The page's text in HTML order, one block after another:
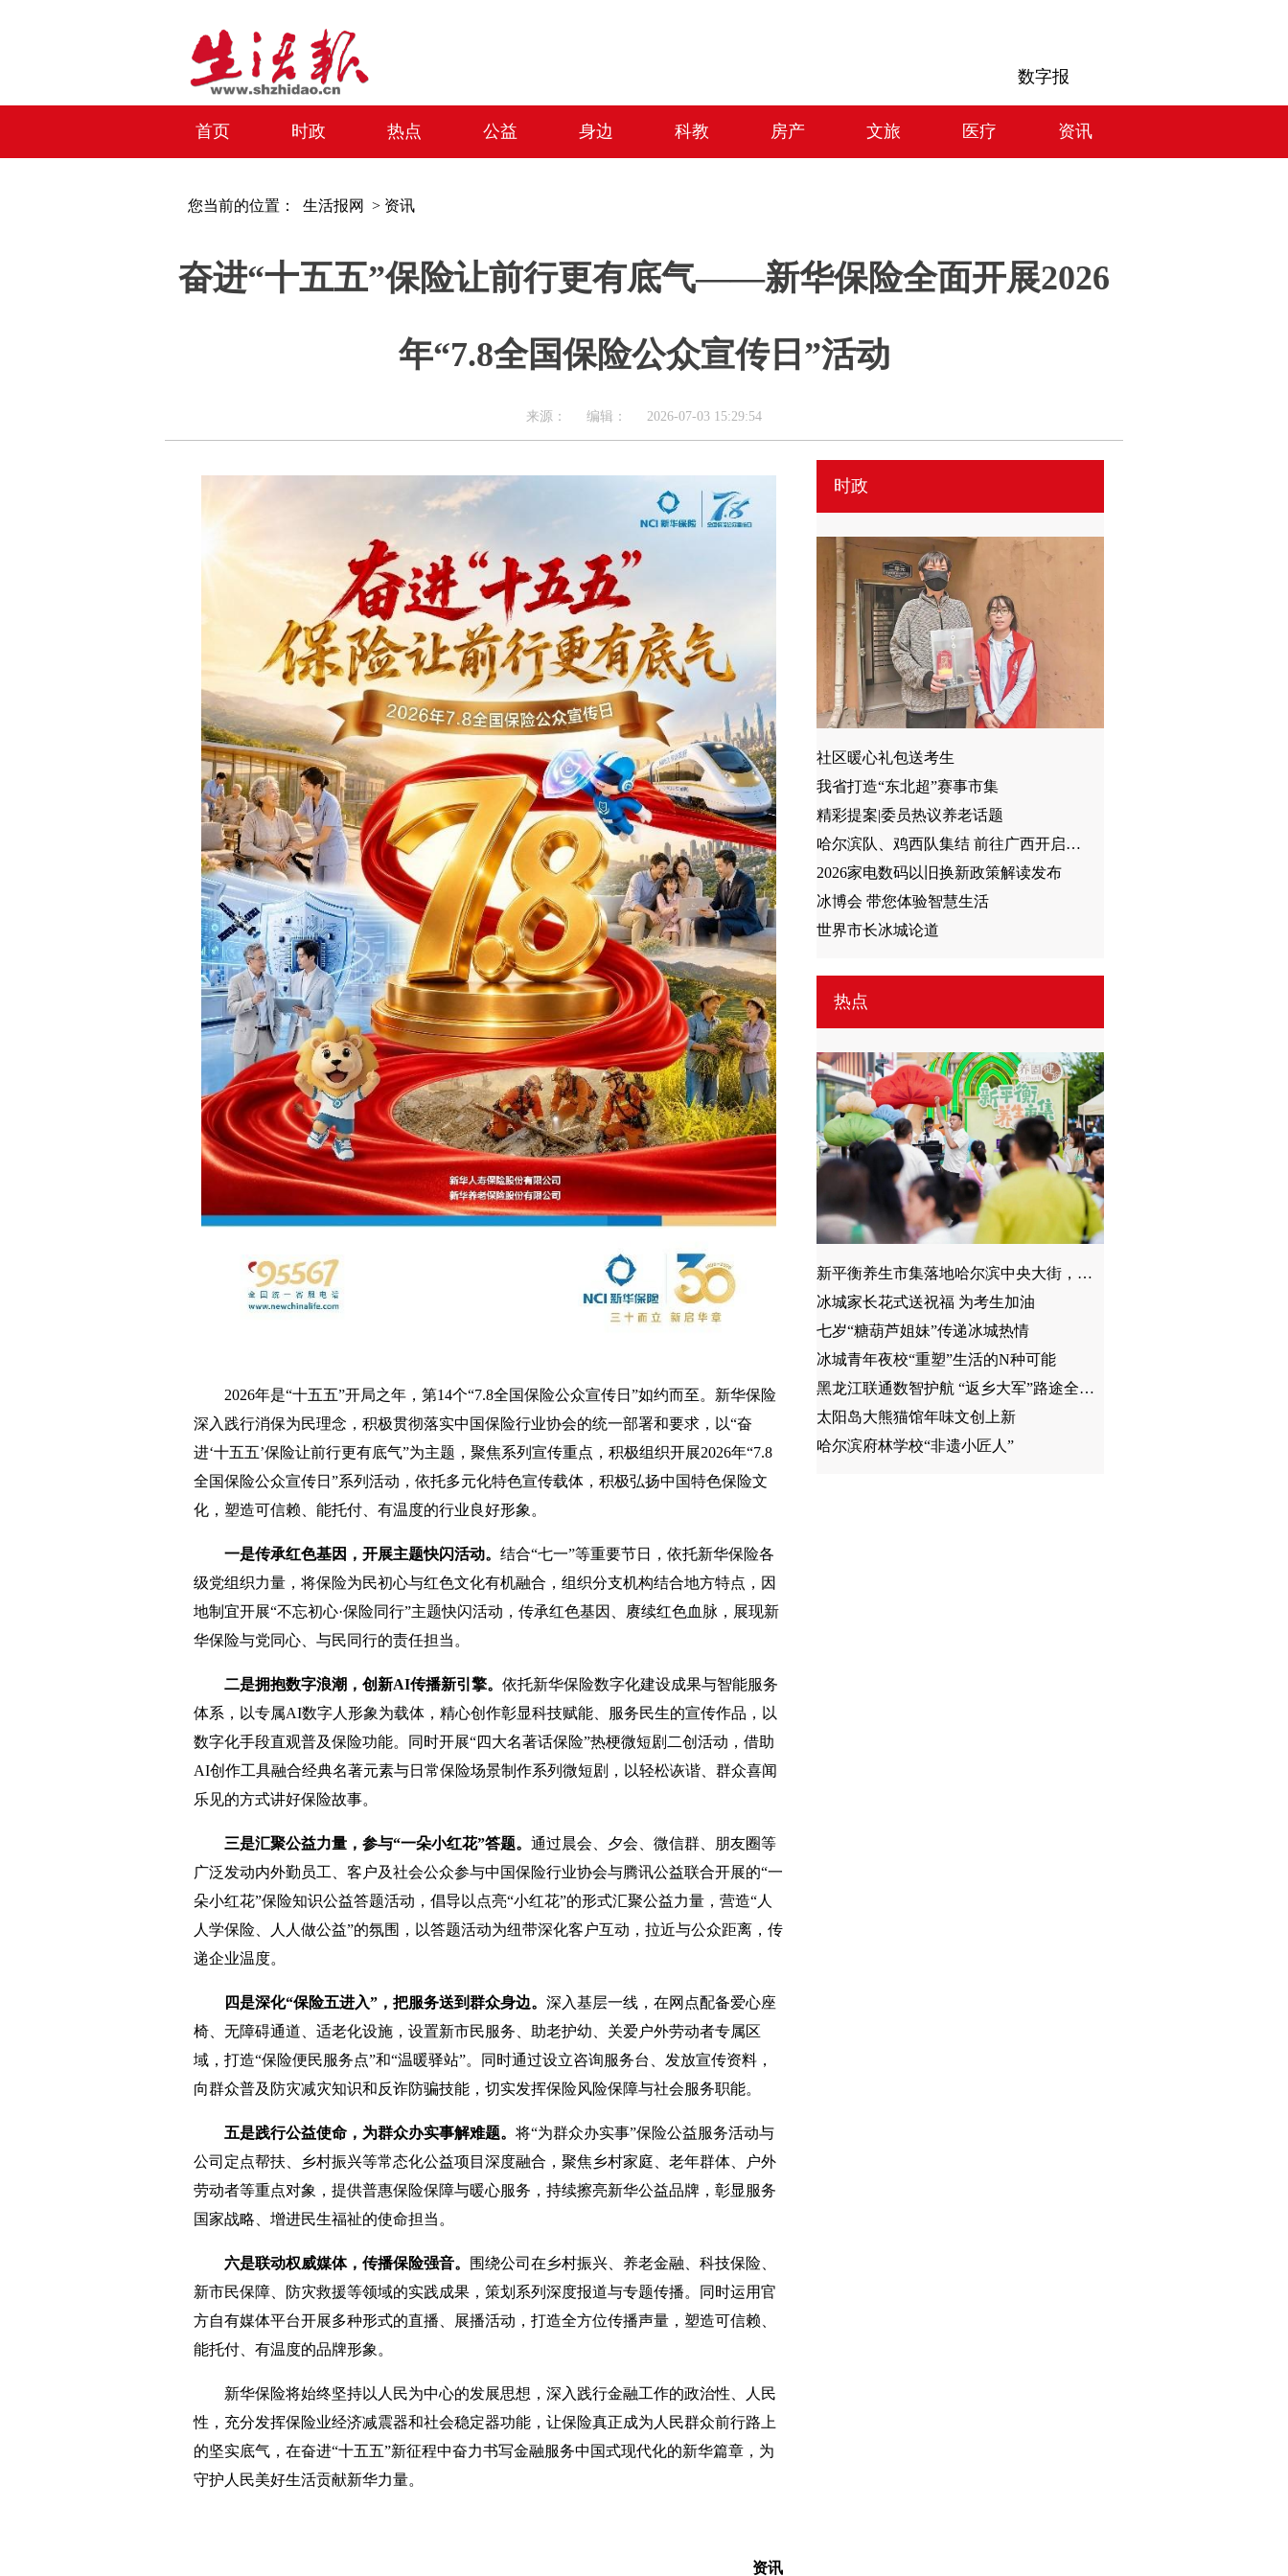
数字报
首页 时政 热点 公益 身边 科教 房产 文旅 医疗 资讯
您当前的位置： 生活报网 > 资讯
奋进“十五五”保险让前行更有底气——新华保险全面开展2026
年“7.8全国保险公众宣传日”活动
来源： 编辑： 2026-07-03 15:29:54
2026年是“十五五”开局之年，第14个“7.8全国保险公众宣传日”如约而至。新华保险
深入践行消保为民理念，积极贯彻落实中国保险行业协会的统一部署和要求，以“奋
进‘十五五’保险让前行更有底气”为主题，聚焦系列宣传重点，积极组织开展2026年“7.8
全国保险公众宣传日”系列活动，依托多元化特色宣传载体，积极弘扬中国特色保险文
化，塑造可信赖、能托付、有温度的行业良好形象。
一是传承红色基因，开展主题快闪活动。 结合“七一”等重要节日，依托新华保险各
级党组织力量，将保险为民初心与红色文化有机融合，组织分支机构结合地方特点，因
地制宜开展“不忘初心·保险同行”主题快闪活动，传承红色基因、赓续红色血脉，展现新
华保险与党同心、与民同行的责任担当。
二是拥抱数字浪潮，创新AI传播新引擎。 依托新华保险数字化建设成果与智能服务
体系，以专属AI数字人形象为载体，精心创作彰显科技赋能、服务民生的宣传作品，以
数字化手段直观普及保险功能。同时开展“四大名著话保险”热梗微短剧二创活动，借助
AI创作工具融合经典名著元素与日常保险场景制作系列微短剧，以轻松诙谐、群众喜闻
乐见的方式讲好保险故事。
三是汇聚公益力量，参与“一朵小红花”答题。 通过晨会、夕会、微信群、朋友圈等
广泛发动内外勤员工、客户及社会公众参与中国保险行业协会与腾讯公益联合开展的“一
朵小红花”保险知识公益答题活动，倡导以点亮“小红花”的形式汇聚公益力量，营造“人
人学保险、人人做公益”的氛围，以答题活动为纽带深化客户互动，拉近与公众距离，传
递企业温度。
四是深化“保险五进入”，把服务送到群众身边。 深入基层一线，在网点配备爱心座
椅、无障碍通道、适老化设施，设置新市民服务、助老护幼、关爱户外劳动者专属区
域，打造“保险便民服务点”和“温暖驿站”。同时通过设立咨询服务台、发放宣传资料，
向群众普及防灾减灾知识和反诈防骗技能，切实发挥保险风险保障与社会服务职能。
五是践行公益使命，为群众办实事解难题。 将“为群众办实事”保险公益服务活动与
公司定点帮扶、乡村振兴等常态化公益项目深度融合，聚焦乡村家庭、老年群体、户外
劳动者等重点对象，提供普惠保险保障与暖心服务，持续擦亮新华公益品牌，彰显服务
国家战略、增进民生福祉的使命担当。
六是联动权威媒体，传播保险强音。
围绕公司在乡村振兴、养老金融、科技保险、
新市民保障、防灾救援等领域的实践成果，策划系列深度报道与专题传播。同时运用官
方自有媒体平台开展多种形式的直播、展播活动，打造全方位传播声量，塑造可信赖、
能托付、有温度的品牌形象。
新华保险将始终坚持以人民为中心的发展思想，深入践行金融工作的政治性、人民
性，充分发挥保险业经济减震器和社会稳定器功能，让保险真正成为人民群众前行路上
的坚实底气，在奋进“十五五”新征程中奋力书写金融服务中国式现代化的新华篇章，为
守护人民美好生活贡献新华力量。
资讯
时政
社区暖心礼包送考生
我省打造“东北超”赛事市集
精彩提案|委员热议养老话题
哈尔滨队、鸡西队集结 前往广西开启冬训
2026家电数码以旧换新政策解读发布
冰博会 带您体验智慧生活
世界市长冰城论道
热点
新平衡养生市集落地哈尔滨中央大街，解锁冰城夏日养生新范式
冰城家长花式送祝福 为考生加油
七岁“糖葫芦姐妹”传递冰城热情
冰城青年夜校“重塑”生活的N种可能
黑龙江联通数智护航 “返乡大军”路途全程“在线”
太阳岛大熊猫馆年味文创上新
哈尔滨府林学校“非遗小匠人”